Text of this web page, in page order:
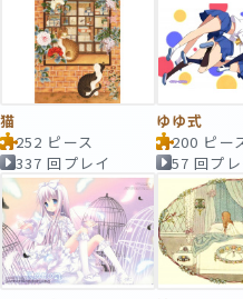
猫
252 ピース
337 回プレイ
ゆゆ式
200 ピー
57 回プ